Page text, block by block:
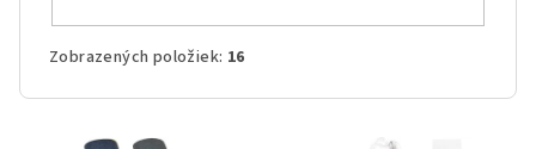
Zobrazených položiek: 16